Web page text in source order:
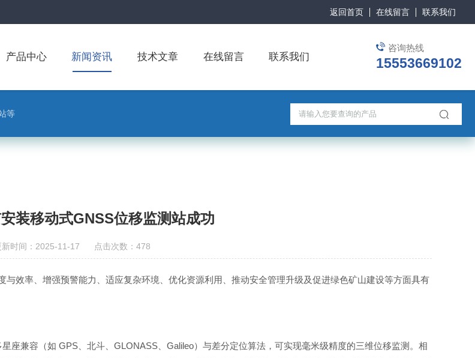
返回首页 在线留言 联系我们
咨询热线
15553669102
产品中心 新闻资讯 技术文章 在线留言 联系我们
等
装移动式GNSS位移监测站成功
新时间：2025-11-17 点击次数：478
与效率、增强预警能力、适应复杂环境、优化资源利用、推动安全管理升级及促进绿色矿山建设等方面具有
座兼容（如 GPS、北斗、GLONASS、Galileo）与差分定位算法，可实现毫米级精度的三维位移监测。相